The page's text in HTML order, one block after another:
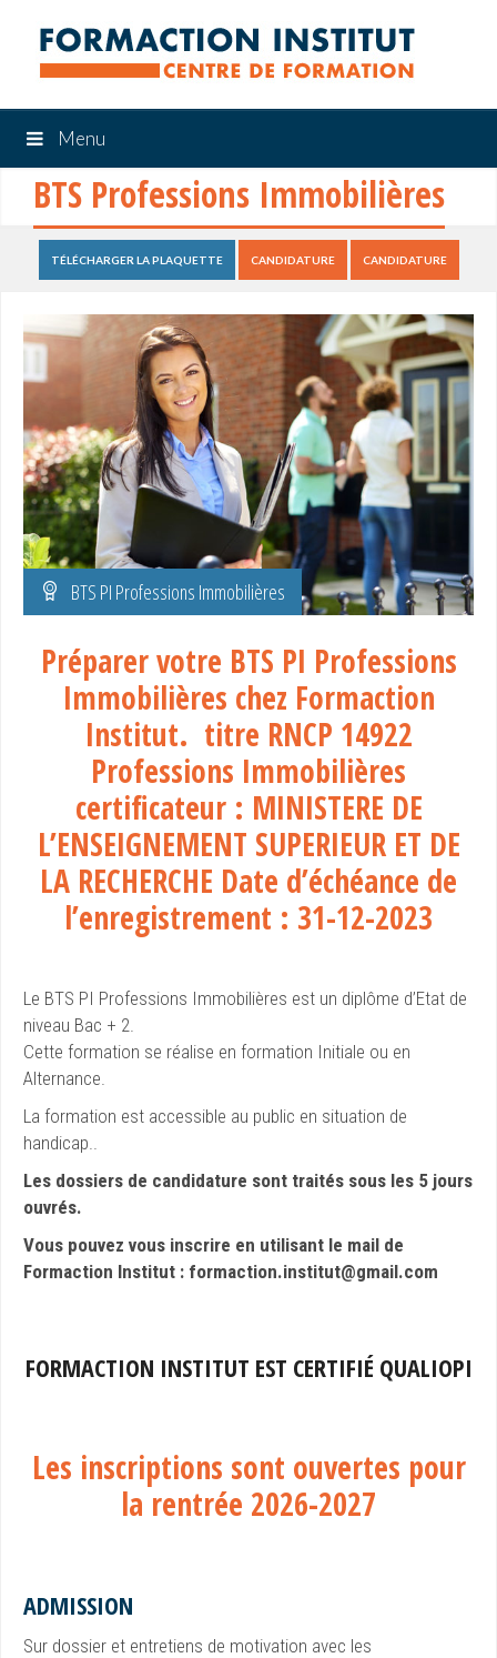
Menu
BTS Professions Immobilières
TÉLÉCHARGER LA PLAQUETTE CANDIDATURE CANDIDATURE
BTS PI Professions Immobilières
Préparer votre BTS PI Professions
Immobilières chez Formaction
Institut. titre RNCP 14922
Professions Immobilières
certificateur : MINISTERE DE
L’ENSEIGNEMENT SUPERIEUR ET DE
LA RECHERCHE Date d’échéance de
l’enregistrement : 31-12-2023
Le BTS PI Professions Immobilières est un diplôme d’Etat de
niveau Bac + 2.
Cette formation se réalise en formation Initiale ou en
Alternance.
La formation est accessible au public en situation de
handicap..
Les dossiers de candidature sont traités sous les 5 jours
ouvrés.
Vous pouvez vous inscrire en utilisant le mail de
Formaction Institut : formaction.institut@gmail.com
FORMACTION INSTITUT EST CERTIFIÉ QUALIOPI
Les inscriptions sont ouvertes pour
la rentrée 2026-2027
ADMISSION
Sur dossier et entretiens de motivation avec les